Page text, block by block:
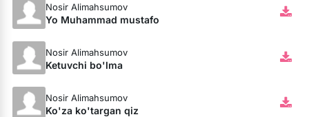
Nosir Alimahsumov
Yo Muhammad mustafo
Nosir Alimahsumov
Ketuvchi bo'lma
Nosir Alimahsumov
Ko'za ko'targan qiz